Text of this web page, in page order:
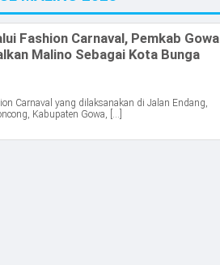
Fashion Carnaval, Pemkab Gowa
Malino Sebagai Kota Bunga
Carnaval yang dilaksanakan di Jalan Endang,
Kabupaten Gowa, […]